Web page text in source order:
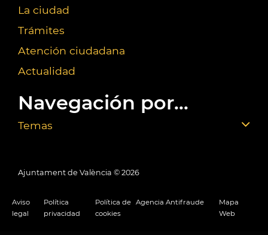
La ciudad
Trámites
Atención ciudadana
Actualidad
Navegación por...
Temas
Ajuntament de València © 2026
Aviso
legal
Política
privacidad
Política de
cookies
Agencia Antifraude
Mapa
Web